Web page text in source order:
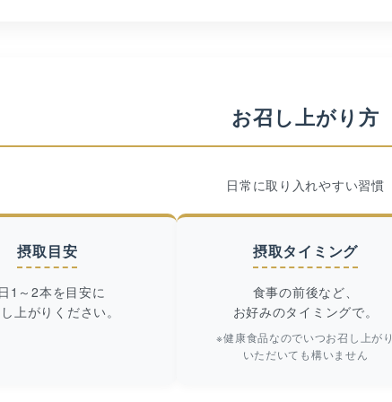
お召し上がり方
日常に取り入れやすい習慣
摂取目安
1～2本を目安に
上がりください。
摂取タイミング
食事の前後など、
お好みのタイミングで。
※健康食品なのでいつお召し上がり
いただいても構いません